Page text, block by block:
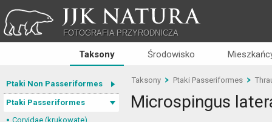
JJK NATURA
FOTOGRAFIA PRZYRODNICZA
Taksony Środowisko
Ptaki Non Passeriformes
Ptaki Passeriformes
Corvidae (krukowate)
Taksony Ptaki Passeriformes
Microspingus